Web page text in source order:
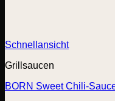
Schnellansicht
Grillsaucen
BORN Sweet Chili-